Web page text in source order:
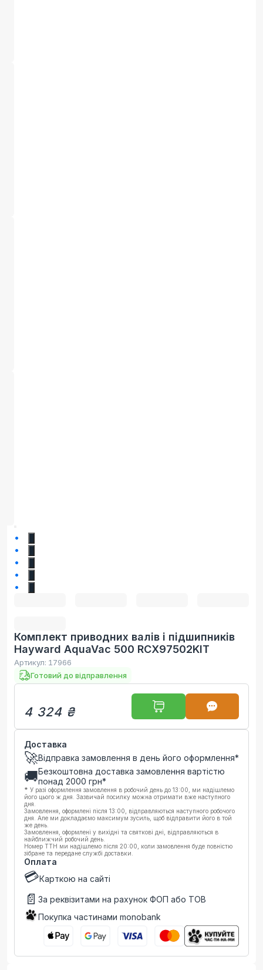
Комплект приводних валів і підшипників
Hayward AquaVac 500 RCX97502KIT
Артикул: 17966
Готовий до відправлення
4 324 ₴
Доставка
🚀Відправка замовлення в день його оформлення*
🚚Безкоштовна доставка замовлення вартістю
понад 2000 грн*
* У разі оформлення замовлення в робочий день до 13:00, ми надішлемо
його цього ж дня. Зазвичай посилку можна отримати вже наступного
дня.
Замовлення, оформлені після 13:00, відправляються наступного робочого
дня. Але ми докладаємо максимум зусиль, щоб відправити його в той
же день.
Замовлення, оформлені у вихідні та святкові дні, відправляються в
найближчий робочий день.
Номер ТТН ми надішлемо після 20:00, коли замовлення буде повністю
зібране та передане службі доставки.
Оплата
💳Карткою на сайті
📄 За реквізитами на рахунок ФОП або ТОВ
Покупка частинами monobank